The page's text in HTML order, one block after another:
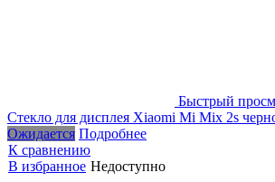
Быстрый
Стекло для дисплея Xiaomi Mi Mix 2s
Ожидается Подробнее
К сравнению
В избранное Недоступно